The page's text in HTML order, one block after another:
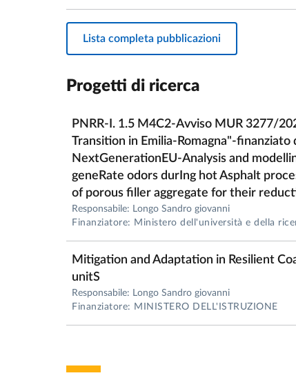
Lista completa pubblicazioni
Progetti di ricerca
PNRR-I. 1.5 M4C2-Avviso MUR 3277/
Transition in Emilia-Romagna"-finanziato
NextGenerationEU-Analysis and
geneRate odors durIng hot Asphalt
of porous filler aggregate for their
Responsabile: Longo Sandro giovanni
Finanziatore: Ministero dell'università e della
Mitigation and Adaptation in Resilient
unitS
Responsabile: Longo Sandro giovanni
Finanziatore: MINISTERO DELL'ISTRUZIONE